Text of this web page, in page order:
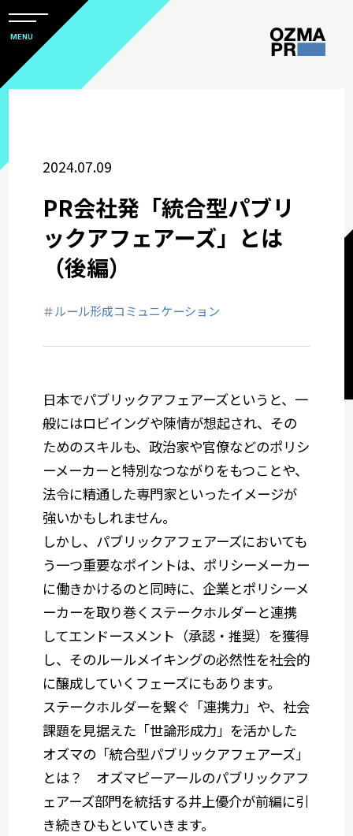
本
文
へ
ズ
マ
ピ
メ
ニ
ュ
ー
開
MENU
2024.07.09
PR会社発「統合型パブリ
ックアフェアーズ」とは
（後編）
＃ルール形成コミュニケーション
日本でパブリックアフェアーズというと、一
般にはロビイングや陳情が想起され、その
ためのスキルも、政治家や官僚などのポリシ
ーメーカーと特別なつながりをもつことや、
法令に精通した専門家といったイメージが
強いかもしれません。
しかし、パブリックアフェアーズにおいても
う一つ重要なポイントは、ポリシーメーカー
に働きかけるのと同時に、企業とポリシーメ
ーカーを取り巻くステークホルダーと連携
してエンドースメント（承認・推奨）を獲得
し、そのルールメイキングの必然性を社会的
に醸成していくフェーズにもあります。
ステークホルダーを繋ぐ「連携力」や、社会
課題を見据えた「世論形成力」を活かした
オズマの「統合型パブリックアフェアーズ」
とは？ オズマピーアールのパブリックアフ
ェアーズ部門を統括する井上優介が前編に引
き続きひもといていきます。
アワード
ウズ研
サステナビリティコミュニケーション
関西オフィス
社会デザイン発想
サービスメニューから選ぶ
業種から選ぶ